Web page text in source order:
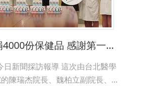
大研生醫捐4000份保健品 感謝第一線防疫醫護
日新聞採訪報導 這次由台北醫學
陳瑞杰院長、魏柏立副院長、...